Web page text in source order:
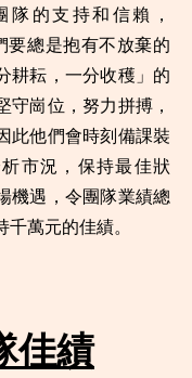
隊的支持和信賴，
要總是抱有不放棄的
耕耘，一分收穫」的
守崗位，努力拼搏，
此他們會時刻備課裝
市況，保持最佳狀
機遇，令團隊業績總
萬元的佳績。
佳績